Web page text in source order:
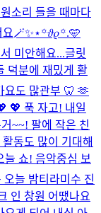
소리 들을 때마다
🪄︎︎✨⋆꙳𝜗𝜚꙳.‬️🩵
미안해요...글릿
덕분에 재밌게 활
요도 많관부 🦷 🫶
💖 푹 자고! 내일
~~! 팔에 작은 친
동도 많이 기대해
늘 쇼! 음악중심 보
늘 밤티라미수 진
인 창원 어땠나요